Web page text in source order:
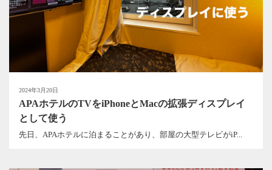
2024年3月20日
APAホテルのTVをiPhoneとMacの拡張ディスプレイ
として使う
先日、APAホテルに泊まることがあり、部屋の大型テレビがiP...